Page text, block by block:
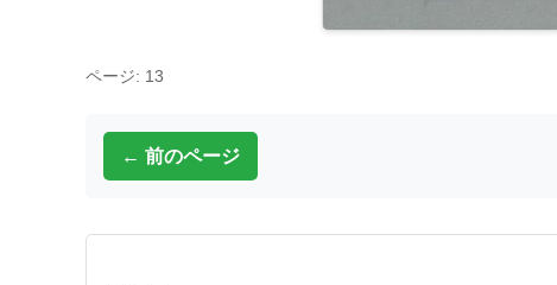
ページ: 13
← 前のページ